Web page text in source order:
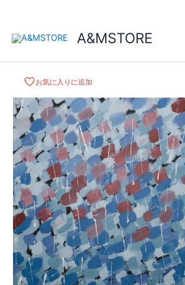
A&MSTORE
お気に入りに追加